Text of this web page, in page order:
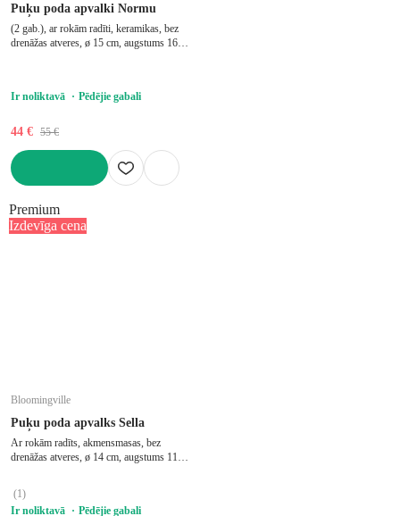
Puķu poda apvalki Normu
(2 gab.), ar rokām radīti, keramikas, bez
drenāžas atveres, ø 15 cm, augstums 16
Ir noliktavā Pēdējie gabali
44 € 55 €
Premium
Izdevīga cena
Bloomingville
Puķu poda apvalks Sella
Ar rokām radīts, akmensmasas, bez
drenāžas atveres, ø 14 cm, augstums 11
(1)
Ir noliktavā
Pēdējie gabali